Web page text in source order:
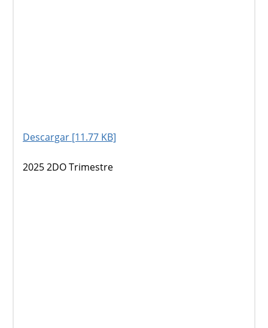
Descargar [11.77 KB]
2025 2DO Trimestre